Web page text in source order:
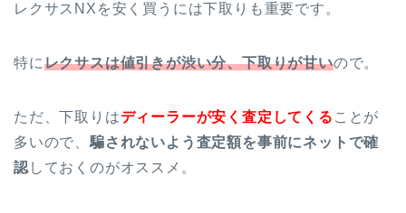
レクサスNXを安く買うには下取りも重要です。
特にレクサスは値引きが渋い分、下取りが甘いので。
ただ、下取りはディーラーが安く査定してくる ことが
多いので、 騙されないよう査定額を事前にネットで確
認 しておくのがオススメ。